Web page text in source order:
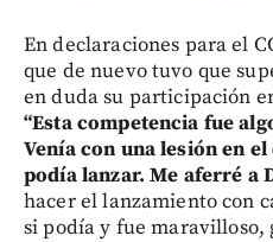
En declaraciones para el
que de nuevo tuvo que
en duda su participación
“Esta competencia fue
Venía con una lesión en
podía lanzar. Me aferré a
hacer el lanzamiento con
si podía y fue maravilloso,